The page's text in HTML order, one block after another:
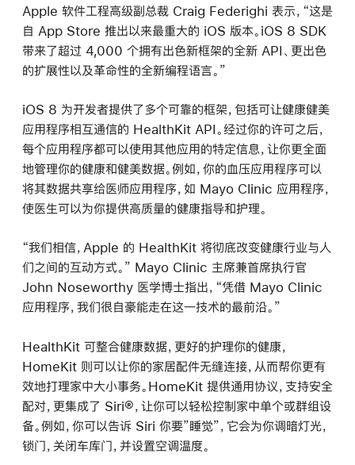
Apple 软件工程高级副总裁 Craig Federighi 表示，“这是
自 App Store 推出以来最重大的 iOS 版本。iOS 8 SDK
带来了超过 4,000 个拥有出色新框架的全新 API、更出色
的扩展性以及革命性的全新编程语言。”
iOS 8 为开发者提供了多个可靠的框架，包括可让健康健美
应用程序相互通信的 HealthKit API。经过你的许可之后，
每个应用程序都可以使用其他应用的特定信息，让你更全面
地管理你的健康和健美数据。例如，你的血压应用程序可以
将其数据共享给医师应用程序，如 Mayo Clinic 应用程序，
使医生可以为你提供高质量的健康指导和护理。
“我们相信，Apple 的 HealthKit 将彻底改变健康行业与人
们之间的互动方式。” Mayo Clinic 主席兼首席执行官
John Noseworthy 医学博士指出，“凭借 Mayo Clinic
应用程序，我们很自豪能走在这一技术的最前沿。”
HealthKit 可整合健康数据，更好的护理你的健康，
HomeKit 则可以让你的家居配件无缝连接，从而帮你更有
效地打理家中大小事务。HomeKit 提供通用协议，支持安全
配对，更集成了 Siri®，让你可以轻松控制家中单个或群组设
备。例如，你可以告诉 Siri 你要”睡觉”，它会为你调暗灯光，
锁门，关闭车库门，并设置空调温度。